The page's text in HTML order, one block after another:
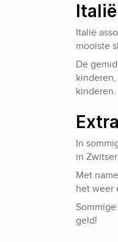
Italië
Italië
mooiste
De
kinderen.
In
in
Met
het weer
geld!